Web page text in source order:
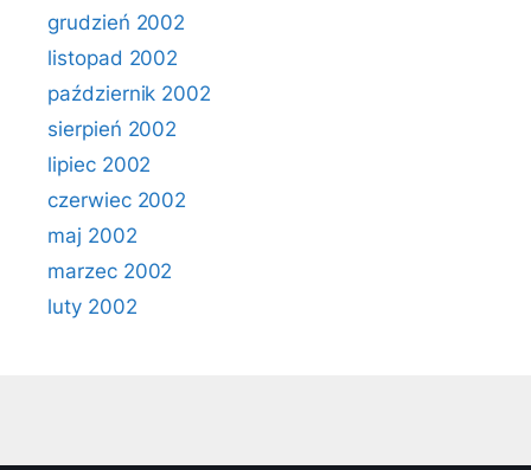
grudzień 2002
listopad 2002
październik 2002
sierpień 2002
lipiec 2002
czerwiec 2002
maj 2002
marzec 2002
luty 2002